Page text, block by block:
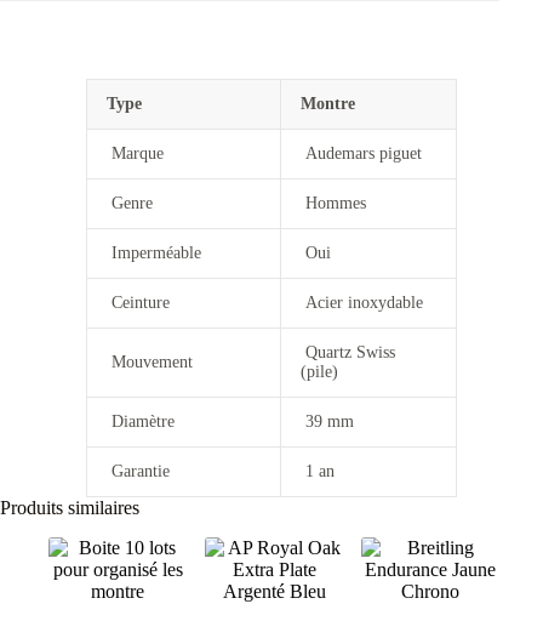
Type Montre
Marque Audemars piguet
Genre Hommes
Imperméable Oui
Ceinture Acier inoxydable
Mouvement
Quartz Swiss
(pile)
Diamètre 39 mm
Garantie 1 an
Produits similaires